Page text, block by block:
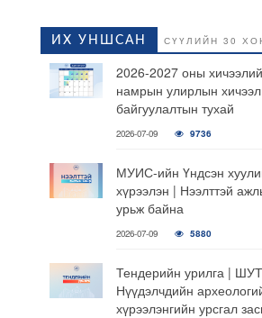
ИХ УНШСАН СҮҮЛИЙН 30
2026-2027 оны
намрын улирлын
байгуулалтын тухай
2026-07-09 9736
МУИС-ийн Үндсэн
хүрээлэн | Нээлттэй
урьж байна
2026-07-09 5880
Тендерийн урилга |
Нүүдэлчдийн
хүрээлэнгийн урсгал